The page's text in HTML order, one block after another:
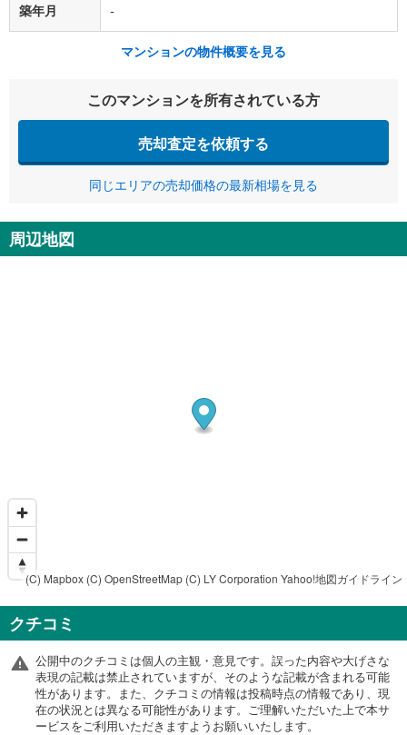
築年月 -
マンションの物件概要を見る
このマンションを所有されている方
売却査定を依頼する
同じエリアの売却価格の最新相場を見る
周辺地図
(C) Mapbox (C) OpenStreetMap (C) LY Corporation Yahoo!地図ガイドライン
クチコミ
公開中のクチコミは個人の主観・意見です。誤った内容や大げさな
表現の記載は禁止されていますが、そのような記載が含まれる可能
性があります。また、クチコミの情報は投稿時点の情報であり、現
在の状況とは異なる可能性があります。ご理解いただいた上で本サ
ービスをご利用いただきますようお願いいたします。